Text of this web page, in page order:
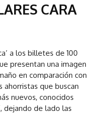
CARA
a los billetes de 100
presentan una imagen
en comparación con
ahorristas que buscan
nuevos, conocidos
dejando de lado las